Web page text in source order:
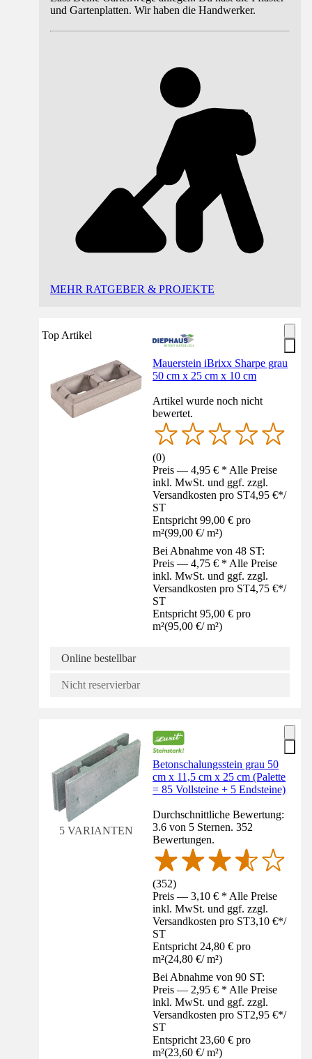
und Gartenplatten. Wir haben die Handwerker.
MEHR RATGEBER & PROJEKTE
Top Artikel
Mauerstein iBrixx Sharpe grau
50 cm x 25 cm x 10 cm
Artikel wurde noch nicht
bewertet.
(0)
Preis — 4,95 € * Alle Preise
inkl. MwSt. und ggf. zzgl.
Versandkosten pro ST4,95 €*/
ST
Entspricht 99,00 € pro
m²(99,00 €/ m²)
Bei Abnahme von 48 ST:
Preis — 4,75 € * Alle Preise
inkl. MwSt. und ggf. zzgl.
Versandkosten pro ST4,75 €*/
ST
Entspricht 95,00 € pro
m²(95,00 €/ m²)
Online bestellbar
Nicht reservierbar
5 VARIANTEN
Betonschalungsstein grau 50
cm x 11,5 cm x 25 cm (Palette
= 85 Vollsteine + 5 Endsteine)
Durchschnittliche Bewertung:
3.6 von 5 Sternen. 352
Bewertungen.
(352)
Preis — 3,10 € * Alle Preise
inkl. MwSt. und ggf. zzgl.
Versandkosten pro ST3,10 €*/
ST
Entspricht 24,80 € pro
m²(24,80 €/ m²)
Bei Abnahme von 90 ST:
Preis — 2,95 € * Alle Preise
inkl. MwSt. und ggf. zzgl.
Versandkosten pro ST2,95 €*/
ST
Entspricht 23,60 € pro
m²(23,60 €/ m²)